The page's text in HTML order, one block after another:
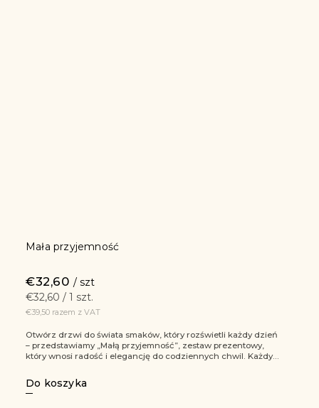
Mała przyjemność
€39,50 razem z VAT
€32,60 / szt
€32,60 / 1 szt.
Do koszyka
Otwórz drzwi do świata smaków, który rozświetli każdy dzień
– przedstawiamy „Małą przyjemność”, zestaw prezentowy,
który wnosi radość i elegancję do codziennych chwil. Każdy...